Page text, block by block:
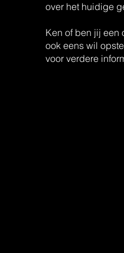
over het huidige
Ken of ben jij een
ook eens wil
voor verdere